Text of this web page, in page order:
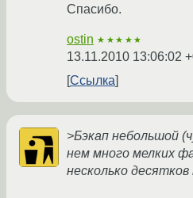
Спасибо.
ostin ★★★★★
13.11.2010 13:06:02
Ссылка
>Бэкап небольшой
нем много мелких
несколько